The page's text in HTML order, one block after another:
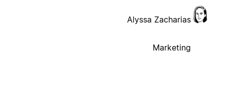
Alyssa Zacharias
Marketing